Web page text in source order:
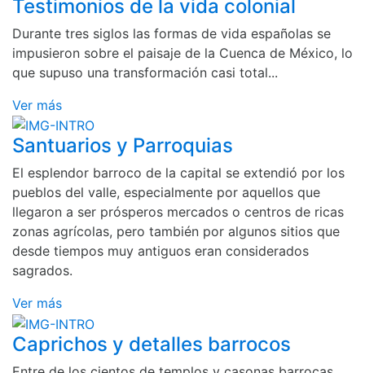
Testimonios de la vida colonial
Durante tres siglos las formas de vida españolas se
impusieron sobre el paisaje de la Cuenca de México, lo
que supuso una transformación casi total...
Ver más
Santuarios y Parroquias
El esplendor barroco de la capital se extendió por los
pueblos del valle, especialmente por aquellos que
llegaron a ser prósperos mercados o centros de ricas
zonas agrícolas, pero también por algunos sitios que
desde tiempos muy antiguos eran considerados
sagrados.
Ver más
Caprichos y detalles barrocos